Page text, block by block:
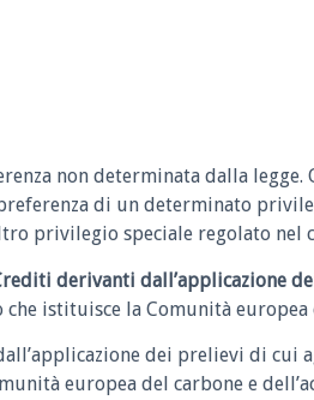
non determinata dalla legge.
di un determinato
privilegio speciale regolato nel
derivanti dall’applicazione
istituisce la Comunità europea
dei prelievi di cui
europea del carbone e